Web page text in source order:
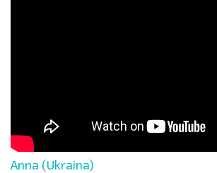
Anna (Ukraina)